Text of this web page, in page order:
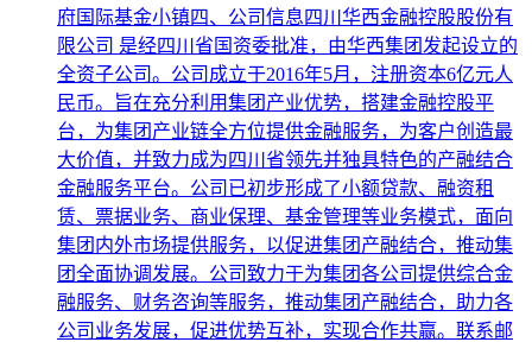
府国际基金小镇四、公司信息四川华西金融控股股份有
限公司 是经四川省国资委批准，由华西集团发起设立的
全资子公司。公司成立于2016年5月，注册资本6亿元人
民币。旨在充分利用集团产业优势，搭建金融控股平
台，为集团产业链全方位提供金融服务，为客户创造最
大价值，并致力成为四川省领先并独具特色的产融结合
金融服务平台。公司已初步形成了小额贷款、融资租
赁、票据业务、商业保理、基金管理等业务模式，面向
集团内外市场提供服务，以促进集团产融结合，推动集
团全面协调发展。公司致力于为集团各公司提供综合金
融服务、财务咨询等服务，推动集团产融结合，助力各
公司业务发展，促进优势互补，实现合作共赢。联系邮